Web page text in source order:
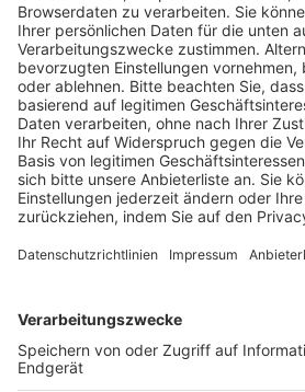
Trainerausbildung
Schulungsangebot Vereinsmitarbeiter
BFV-Geschäftsstellen
Trainerbörse
Login SpielPlus
FOLGE DEM BFV
TOP-VEREINE